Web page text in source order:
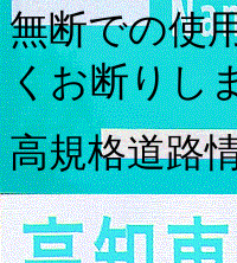
無断での使
くお断りし
高規格道路